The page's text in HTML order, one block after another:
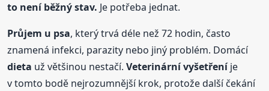
to není běžný stav. Je potřeba jednat.
Průjem u psa, který trvá déle než 72 hodin, často
znamená infekci, parazity nebo jiný problém. Domácí
dieta už většinou nestačí.Veterinární vyšetřeníje
v tomto bodě nejrozumnější krok, protože další čekání